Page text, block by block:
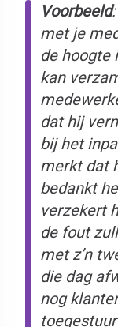
Voorbeeld
met je
de hoogte
kan
dat hij
bij het
merkt dat
bedankt
verzekert
de fout
met z’n
die dag
nog